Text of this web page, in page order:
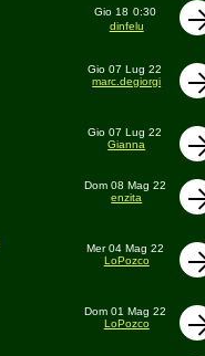
Gio 18 0:30
dinfelu
Gio 07 Lug 22
marc.degiorgi
Gio 07 Lug 22
Gianna
Dom 08 Mag 22
enzita
Mer 04 Mag 22
LoPozco
Dom 01 Mag 22
LoPozco